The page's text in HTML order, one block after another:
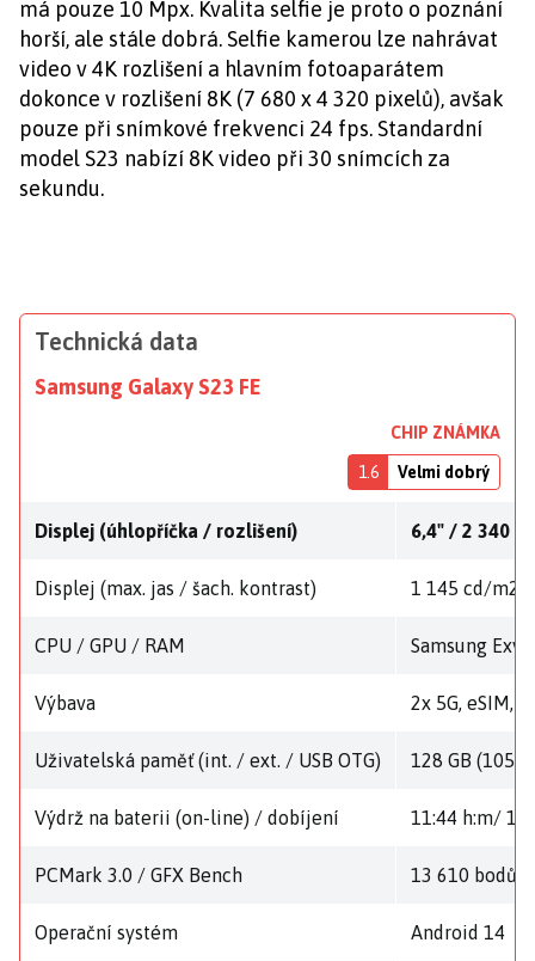
má pouze 10 Mpx. Kvalita selfie je proto o poznání
horší, ale stále dobrá. Selfie kamerou lze nahrávat
video v 4K rozlišení a hlavním fotoaparátem
dokonce v rozlišení 8K (7 680 x 4 320 pixelů), avšak
pouze při snímkové frekvenci 24 fps. Standardní
model S23 nabízí 8K video při 30 snímcích za
sekundu.
Technická data
Samsung Galaxy S23 FE
CHIP ZNÁMKA
1.6 Velmi dobrý
Displej (úhlopříčka / rozlišení) 6,4" / 2 340 x
Displej (max. jas / šach. kontrast) 1 145 cd/m2 /
CPU / GPU / RAM Samsung
Výbava 2x 5G, eSIM,
Uživatelská paměť (int. / ext. / USB OTG) 128 GB
Výdrž na baterii (on-line) / dobíjení 11:44 h:m/
PCMark 3.0 / GFX Bench 13 610 bodů /
Operační systém Android 14